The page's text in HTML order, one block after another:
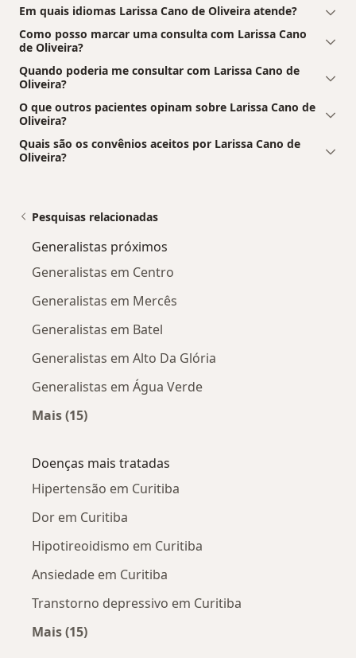
Em quais idiomas Larissa Cano de Oliveira atende?
Como posso marcar uma consulta com Larissa Cano
de Oliveira?
Quando poderia me consultar com Larissa Cano de
Oliveira?
O que outros pacientes opinam sobre Larissa Cano de
Oliveira?
Quais são os convênios aceitos por Larissa Cano de
Oliveira?
Pesquisas relacionadas
Generalistas próximos
Generalistas em Centro
Generalistas em Mercês
Generalistas em Batel
Generalistas em Alto Da Glória
Generalistas em Água Verde
Mais (15)
Doenças mais tratadas
Hipertensão em Curitiba
Dor em Curitiba
Hipotireoidismo em Curitiba
Ansiedade em Curitiba
Transtorno depressivo em Curitiba
Mais (15)